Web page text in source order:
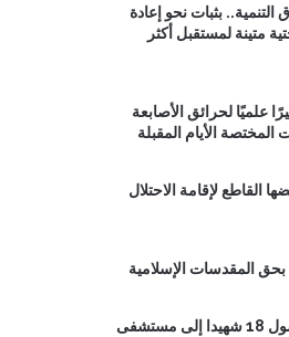
بثبات نحو إعادة
متينة لمستقبل أكثر
علميًا لحرائق الأصابعة
الأيام المقبلة
القاطع لإقامة الاحتلال
بحق المقدسات الإسلامية
الاحتلال يواصل جرائمه.. وصول 18 شهيدا إلى مستشفى